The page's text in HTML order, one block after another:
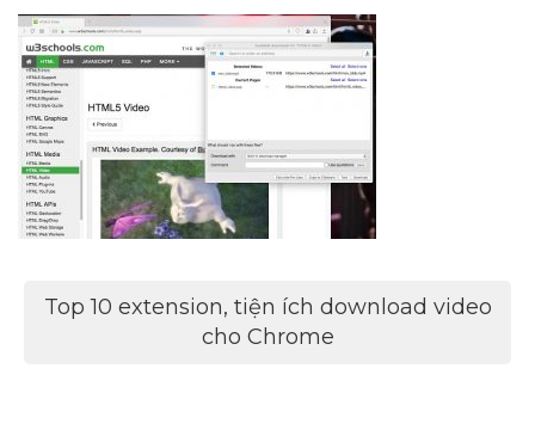
Điều
Top 10 extension, tiện ích download video
cho Chrome